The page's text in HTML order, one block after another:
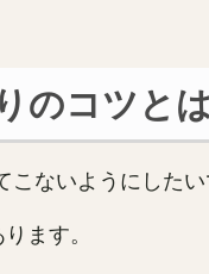
のコツと
ないようにしたい
ます。